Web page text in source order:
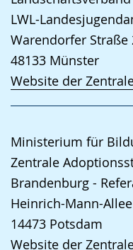
LWL-
Warendorfer Straße
48133 Münster
Website der
Ministerium für
Zentrale
Brandenburg -
Heinrich-Mann-
14473 Potsdam
Website der